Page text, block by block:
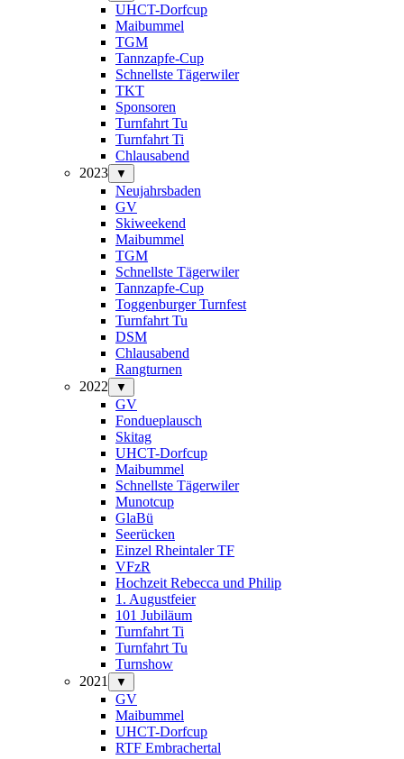
UHCT-Dorfcup
Maibummel
TGM
Tannzapfe-Cup
Schnellste Tägerwiler
TKT
Sponsoren
Turnfahrt Tu
Turnfahrt Ti
Chlausabend
2023
▼
Neujahrsbaden
GV
Skiweekend
Maibummel
TGM
Schnellste Tägerwiler
Tannzapfe-Cup
Toggenburger Turnfest
Turnfahrt Tu
DSM
Chlausabend
Rangturnen
2022
▼
GV
Fondueplausch
Skitag
UHCT-Dorfcup
Maibummel
Schnellste Tägerwiler
Munotcup
GlaBü
Seerücken
Einzel Rheintaler TF
VFzR
Hochzeit Rebecca und Philip
1. Augustfeier
101 Jubiläum
Turnfahrt Ti
Turnfahrt Tu
Turnshow
2021
▼
GV
Maibummel
UHCT-Dorfcup
RTF Embrachertal